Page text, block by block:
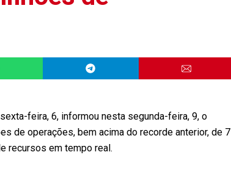
feira, 6, informou nesta segunda-feira, 9, o
de operações, bem acima do recorde anterior, de 7
recursos em tempo real.